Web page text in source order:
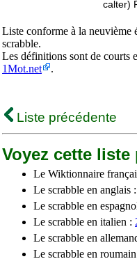
calter)
Liste conforme à la
scrabble.
Les définitions sont de courts
1Mot.net
.
Liste précédente
Voyez cette liste
Le Wiktionnaire
Le scrabble en anglais :
Le scrabble en
Le scrabble en italien :
Le scrabble en
Le scrabble en